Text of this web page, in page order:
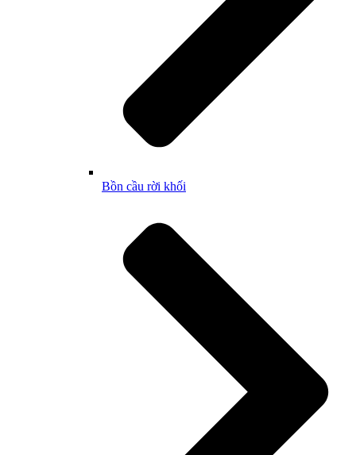
Bồn cầu rời khối